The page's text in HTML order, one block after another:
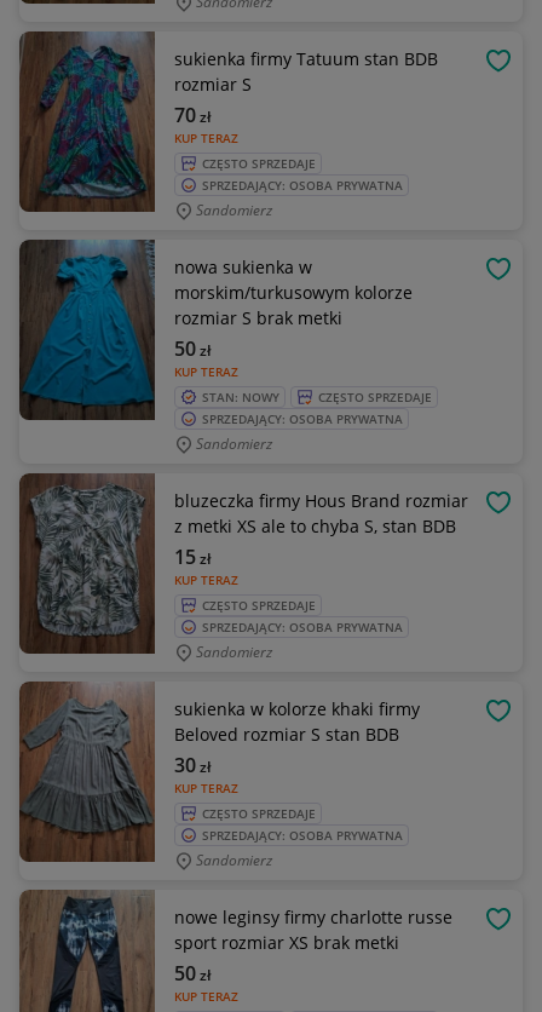
sukienka firmy Tatuum stan BDB
rozmiar S
KUP TERAZ
70zł
CZĘSTO SPRZEDAJE
SPRZEDAJĄCY: OSOBA PRYWATNA
Sandomierz
nowa sukienka w
morskim/turkusowym kolorze
rozmiar S brak metki
KUP TERAZ
50zł
STAN: NOWY
CZĘSTO SPRZEDAJE
SPRZEDAJĄCY: OSOBA PRYWATNA
Sandomierz
bluzeczka firmy Hous Brand rozmiar
z metki XS ale to chyba S, stan BDB
KUP TERAZ
15zł
CZĘSTO SPRZEDAJE
SPRZEDAJĄCY: OSOBA PRYWATNA
Sandomierz
sukienka w kolorze khaki firmy
Beloved rozmiar S stan BDB
KUP TERAZ
30zł
CZĘSTO SPRZEDAJE
SPRZEDAJĄCY: OSOBA PRYWATNA
Sandomierz
nowe leginsy firmy charlotte russe
sport rozmiar XS brak metki
KUP TERAZ
50zł